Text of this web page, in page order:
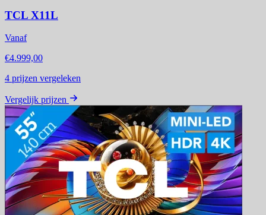
TCL X11L
Vanaf
€4.999,00
4 prijzen vergeleken
Vergelijk prijzen